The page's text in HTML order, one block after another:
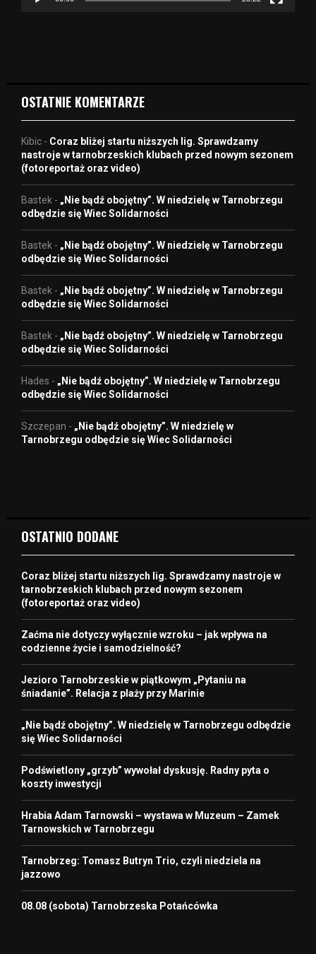
OSTATNIE KOMENTARZE
Kibic - Coraz bliżej startu niższych lig. Sprawdzamy
nastroje w tarnobrzeskich klubach przed nowym sezonem
(fotoreportaż oraz video)
Bastek - „Nie bądź obojętny”. W niedzielę w Tarnobrzegu
odbędzie się Wiec Solidarności
Bastek - „Nie bądź obojętny”. W niedzielę w Tarnobrzegu
odbędzie się Wiec Solidarności
Bastek - „Nie bądź obojętny”. W niedzielę w Tarnobrzegu
odbędzie się Wiec Solidarności
Bastek - „Nie bądź obojętny”. W niedzielę w Tarnobrzegu
odbędzie się Wiec Solidarności
Hades - „Nie bądź obojętny”. W niedzielę w Tarnobrzegu
odbędzie się Wiec Solidarności
Szczepan - „Nie bądź obojętny”. W niedzielę w
Tarnobrzegu odbędzie się Wiec Solidarności
OSTATNIO DODANE
Coraz bliżej startu niższych lig. Sprawdzamy nastroje w
tarnobrzeskich klubach przed nowym sezonem
(fotoreportaż oraz video)
Zaćma nie dotyczy wyłącznie wzroku – jak wpływa na
codzienne życie i samodzielność?
Jezioro Tarnobrzeskie w piątkowym „Pytaniu na
śniadanie”. Relacja z plaży przy Marinie
„Nie bądź obojętny”. W niedzielę w Tarnobrzegu odbędzie
się Wiec Solidarności
Podświetlony „grzyb” wywołał dyskusję. Radny pyta o
koszty inwestycji
Hrabia Adam Tarnowski – wystawa w Muzeum – Zamek
Tarnowskich w Tarnobrzegu
Tarnobrzeg: Tomasz Butryn Trio, czyli niedziela na
jazzowo
08.08 (sobota) Tarnobrzeska Potańcówka